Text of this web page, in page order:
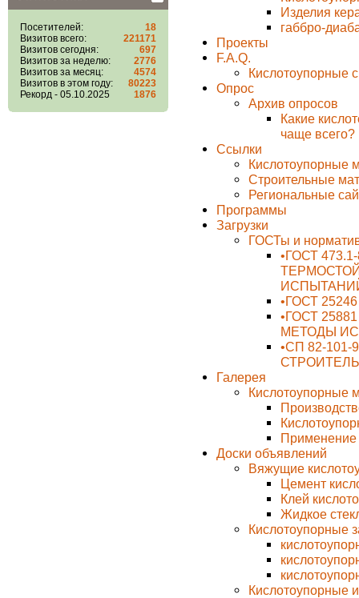
Посетителей:
18
Визитов всего:
221171
Визитов сегодня:
697
Визитов за неделю:
2776
Визитов за месяц:
4574
Визитов в этом году:
80223
Рекорд - 05.10.2025
1876
Изделия
габбро-
Проекты
F.A.Q.
Кислотоупорные
Опрос
Архив опросов
Какие
чаще всего?
Ссылки
Кислотоупорные
Строительные
Региональные
Программы
Загрузки
ГОСТы и
•ГОСТ
•ГОСТ
•ГОСТ
МЕТОДЫ
•СП 82-101-
Галерея
Кислотоупорные
Применение
Доски объявлений
Вяжущие
Цемент
Клей
Жидкое
Кислотоупорные
Кислотоупорные